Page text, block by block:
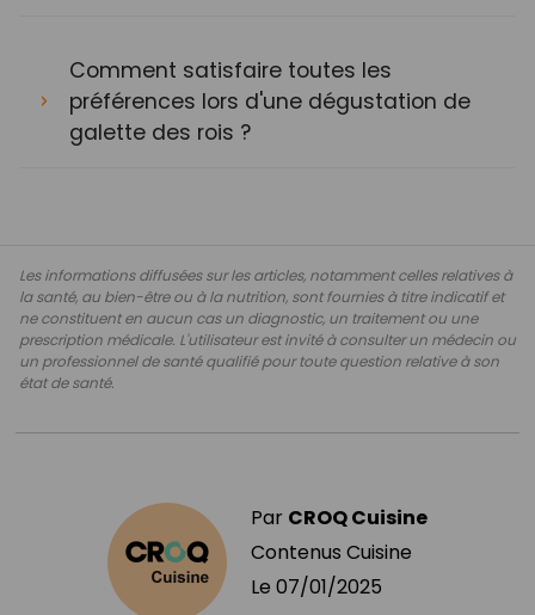
Comment satisfaire toutes les
préférences lors d'une dégustation de
galette des rois ?
Les informations diffusées sur les articles, notamment celles relatives à
la santé, au bien-être ou à la nutrition, sont fournies à titre indicatif et
ne constituent en aucun cas un diagnostic, un traitement ou une
prescription médicale. L'utilisateur est invité à consulter un médecin ou
un professionnel de santé qualifié pour toute question relative à son
état de santé.
Par CROQ Cuisine
Contenus Cuisine
Le 07/01/2025